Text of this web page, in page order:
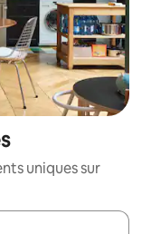
uniques sur